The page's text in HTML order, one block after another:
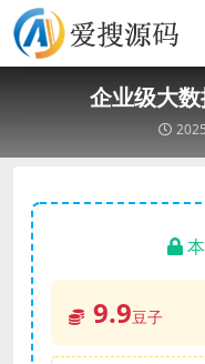
企业级大
9.9豆子